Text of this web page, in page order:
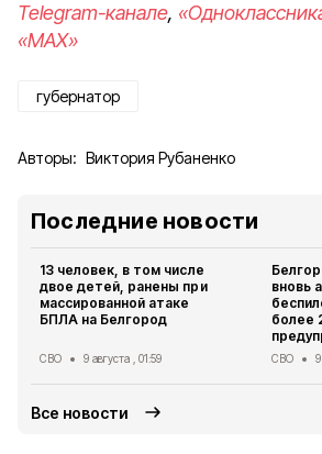
Telegram-канале,
«MAX»
губернатор
Авторы: Виктория Рубаненко
Последние новости
13 человек, в том числе
двое детей, ранены при
массированной атаке
БПЛА на Белгород
СВО 9 августа , 01:59
вновь
более
СВО
Все новости